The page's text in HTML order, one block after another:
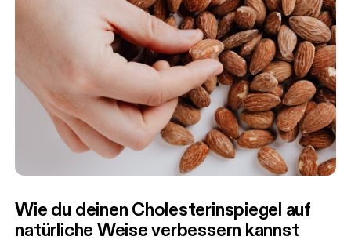
Wie du deinen Cholesterinspiegel auf
natürliche Weise verbessern kannst